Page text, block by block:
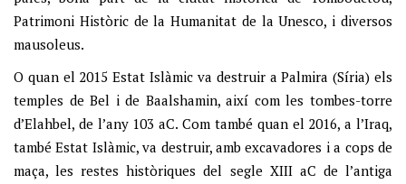
Patrimoni Històric de la Humanitat de la Unesco, i diversos
mausoleus.
O quan el 2015 Estat Islàmic va destruir a Palmira (Síria) els
temples de Bel i de Baalshamin, així com les tombes-torre
d’Elahbel, de l’any 103 aC. Com també quan el 2016, a l’Iraq,
també Estat Islàmic, va destruir, amb excavadores i a cops de
maça, les restes històriques del segle XIII aC de l’antiga